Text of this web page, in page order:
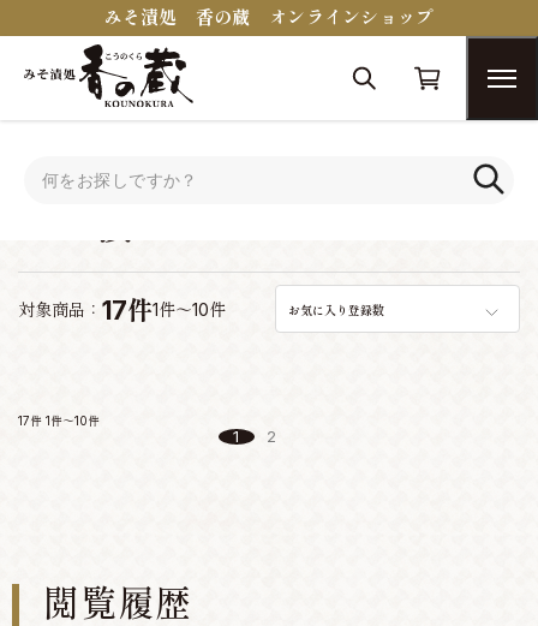
みそ漬処 香の蔵 オンラインショップ
対象商品： 17件1件～10件 お気に入り登録数
17件 1件～10件
1 2
閲覧履歴